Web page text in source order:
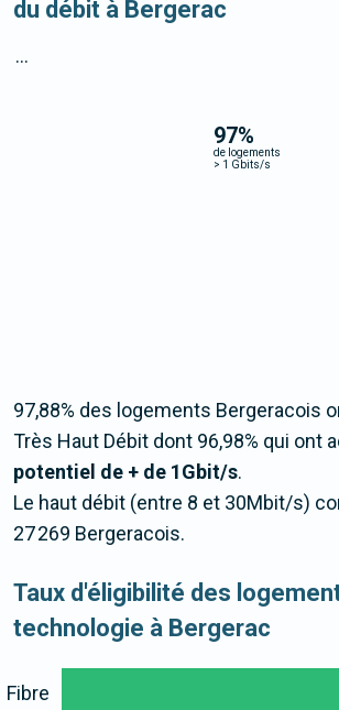
du débit à Bergerac
97%
de logements
> 1 Gbits/s
...
97,88% des logements Bergeracois
Très Haut Débit dont 96,98% qui ont
potentiel de + de 1Gbit/s.
Le haut débit (entre 8 et 30Mbit/s)
27 269 Bergeracois.
Taux d'éligibilité des
technologie à Bergerac
Fibre